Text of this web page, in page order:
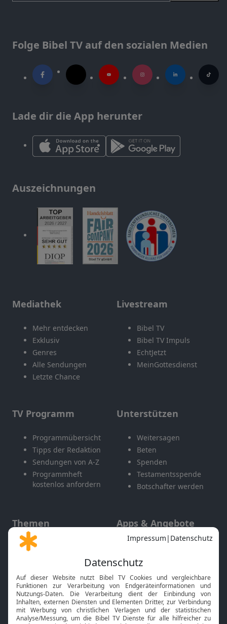
Folge Bibel TV auf den sozialen Medien
Lade dir die App herunter
Auszeichnungen
Mediathek
Mehr entdecken
Exklusiv
Genres
Alle Sendungen
Letzte Chance
Livestream
Bibel TV
Bibel TV Impuls
EchtJetzt
MeinGottesdienst
TV Programm
Programmübersicht
Tipps der Redaktion
Sendungen von A-Z
Programmheft
kostenlos anfordern
Unterstützen
Weitersagen
Beten
Spenden
Testamentsspende
Botschafter werden
Themen
Gott und Bibel erklärt
Neuigkeiten
Apps & Angebote
Mobile App
Smart TV
HbbTV
Bibelthek Online-Bibel
Nächster Gottesdienst